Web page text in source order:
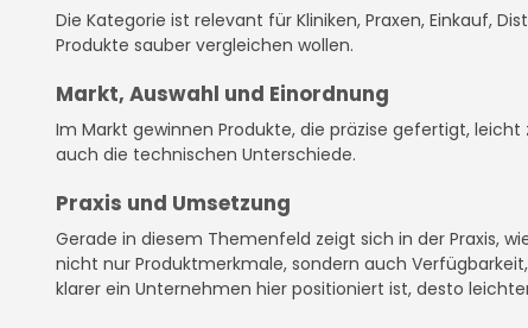
Die Kategorie ist relevant für Kliniken, Praxen, Einkauf,
Produkte sauber vergleichen wollen.
Markt, Auswahl und Einordnung
Im Markt gewinnen Produkte, die präzise gefertigt,
auch die technischen Unterschiede.
Praxis und Umsetzung
Gerade in diesem Themenfeld zeigt sich in der Praxis,
nicht nur Produktmerkmale, sondern auch
klarer ein Unternehmen hier positioniert ist, desto